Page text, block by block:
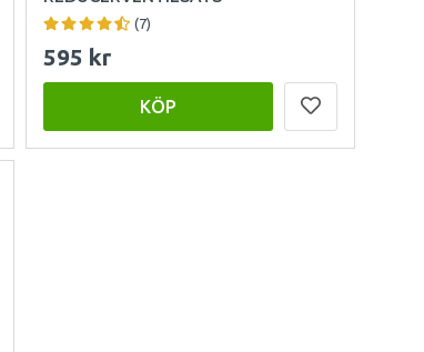
(7)
595 kr
KÖP